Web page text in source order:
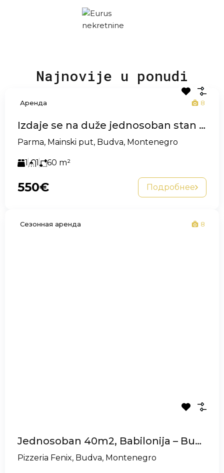
Najnovije u ponudi
Аренда 8
Izdaje se na duže jednosoban stan 60m2, kod Parme – Budva
Parma, Mainski put, Budva, Montenegro
1 1 60 m²
550€ Подробнее
Сезонная аренда 8
Jednosoban 40m2, Babilonija – Budva
Pizzeria Fenix, Budva, Montenegro